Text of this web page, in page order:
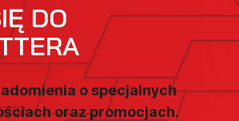
DO
o specjalnych
oraz promocjach.